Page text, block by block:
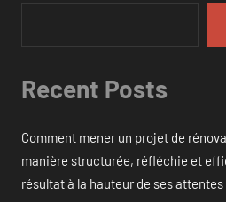
Recent Posts
Comment mener un projet de
manière structurée, réfléchie et
résultat à la hauteur de ses attentes